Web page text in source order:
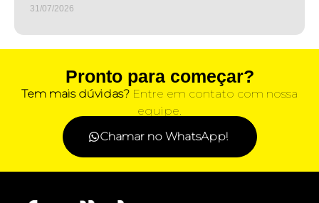
31/07/2026
Pronto para começar?
Tem mais dúvidas? Entre em contato com nossa
equipe.
Chamar no WhatsApp!